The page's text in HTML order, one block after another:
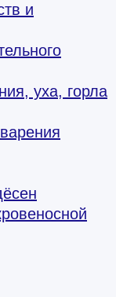
и
уха, горла